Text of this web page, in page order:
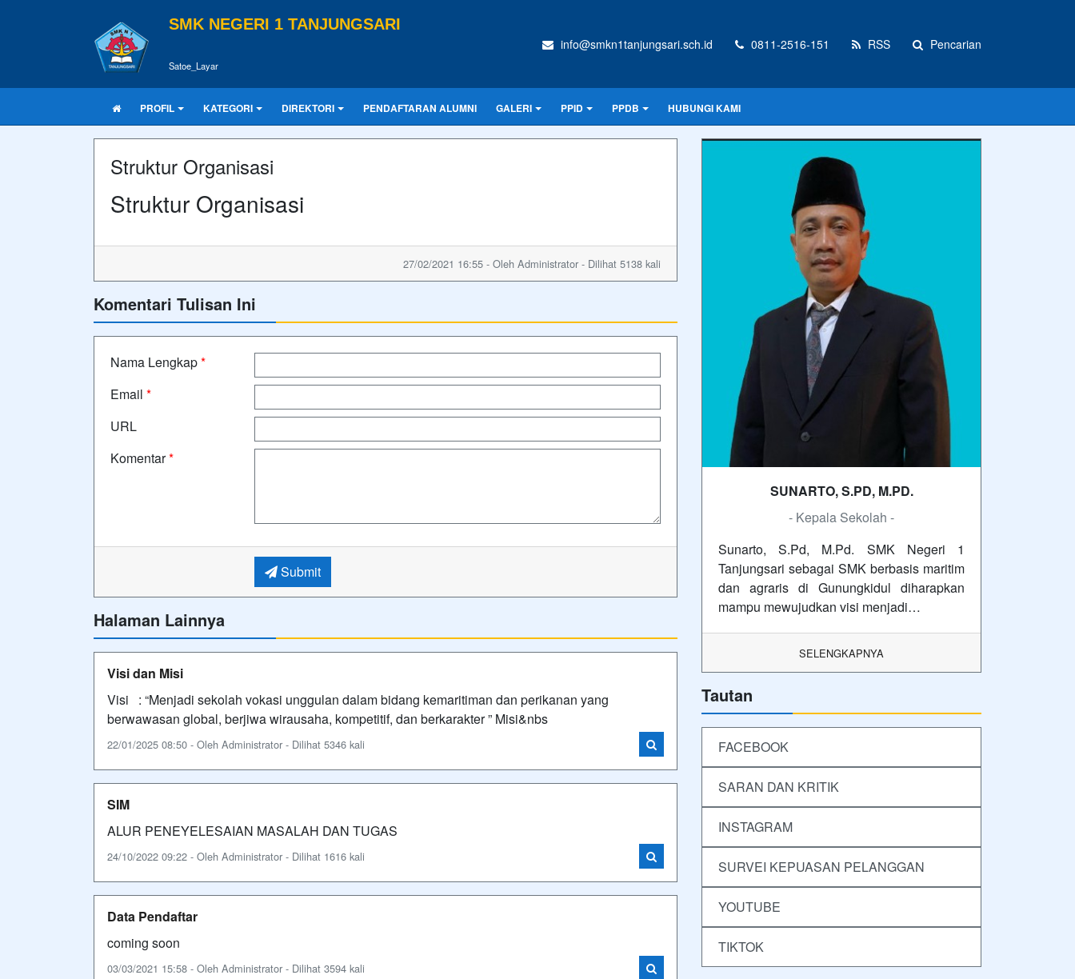
SMK NEGERI 1 TANJUNGSARI
Satoe_Layar
info@smkn1tanjungsari.sch.id 0811-2516-151 RSS Pencarian
PROFIL KATEGORI DIREKTORI PENDAFTARAN ALUMNI GALERI PPID PPDB HUBUNGI KAMI
Struktur Organisasi
Struktur Organisasi
27/02/2021 16:55 - Oleh Administrator - Dilihat 5138 kali
Komentari Tulisan Ini
Nama Lengkap*
Email *
URL
Komentar*
Submit
Halaman Lainnya
Visi dan Misi
Visi : “Menjadi sekolah vokasi unggulan dalam bidang kemaritiman dan perikanan yang
berwawasan global, berjiwa wirausaha, kompetitif, dan berkarakter ” Misi&nbs
22/01/2025 08:50 - Oleh Administrator - Dilihat 5346 kali
SIM
ALUR PENEYELESAIAN MASALAH DAN TUGAS
24/10/2022 09:22 - Oleh Administrator - Dilihat 1616 kali
Data Pendaftar
coming soon
03/03/2021 15:58 - Oleh Administrator - Dilihat 3594 kali
SUNARTO, S.PD, M.PD.
- Kepala Sekolah -
Sunarto, S.Pd, M.Pd. SMK Negeri 1
Tanjungsari sebagai SMK berbasis maritim
dan agraris di Gunungkidul diharapkan
mampu mewujudkan visi menjadi…
SELENGKAPNYA
Tautan
FACEBOOK
SARAN DAN KRITIK
INSTAGRAM
SURVEI KEPUASAN PELANGGAN
YOUTUBE
TIKTOK